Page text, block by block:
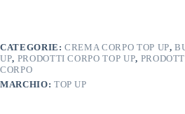
CATEGORIE:CREMA CORPO TOP UP,
UP, PRODOTTI CORPO TOP UP,
CORPO
MARCHIO: TOP UP